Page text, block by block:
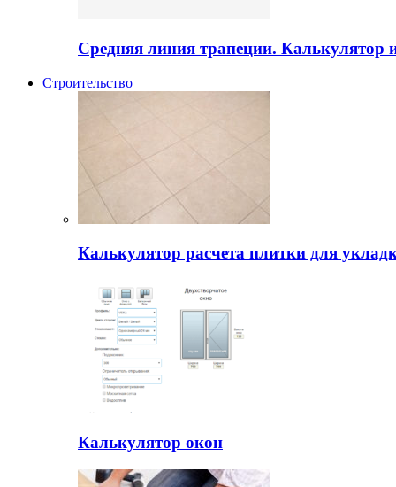
Средняя линия трапеции.
Строительство
Калькулятор расчета плитки для
Калькулятор окон